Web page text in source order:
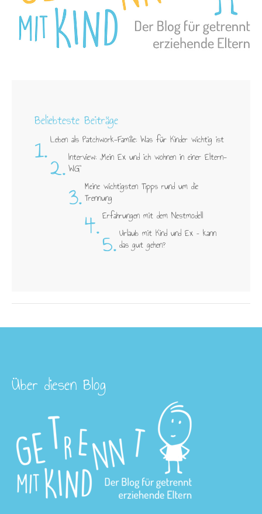
Beliebteste Beiträge
1. Leben als Patchwork-Familie: Was für Kinder wichtig ist
2. Interview: „Mein Ex und ich wohnen in einer Eltern-
WG"
3. Meine wichtigsten Tipps rund um die
Trennung
4. Erfahrungen mit dem Nestmodell
5. Urlaub mit Kind und Ex – kann
das gut gehen?
Über diesen Blog